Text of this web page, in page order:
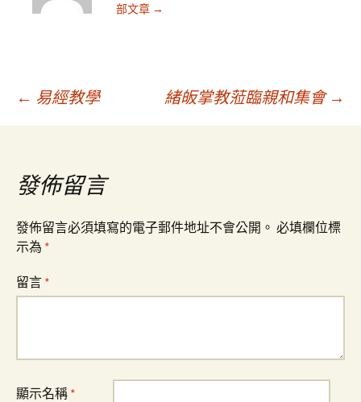
部文章 →
文
導
覽
← 易經教學 緒皈掌教蒞臨親和集會 →
發佈留言
發佈留言必須填寫的電子郵件地址不會公開。 必填欄位標
示為 *
留言 *
顯示名稱 *